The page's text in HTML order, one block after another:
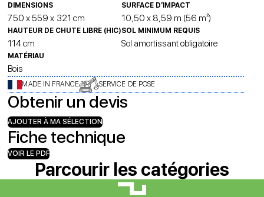
DIMENSIONS
750 x 559 x 321 cm
SURFACE D’IMPACT
10,50 x 8,59 m (56 m²)
HAUTEUR DE CHUTE LIBRE (HIC)
114 cm
SOL MINIMUM REQUIS
Sol amortissant obligatoire
MATÉRIAU
Bois
MADE IN FRANCE SERVICE DE POSE
Obtenir un devis
AJOUTER À MA SÉLECTION
Fiche technique
VOIR LE PDF
Parcourir les catégories